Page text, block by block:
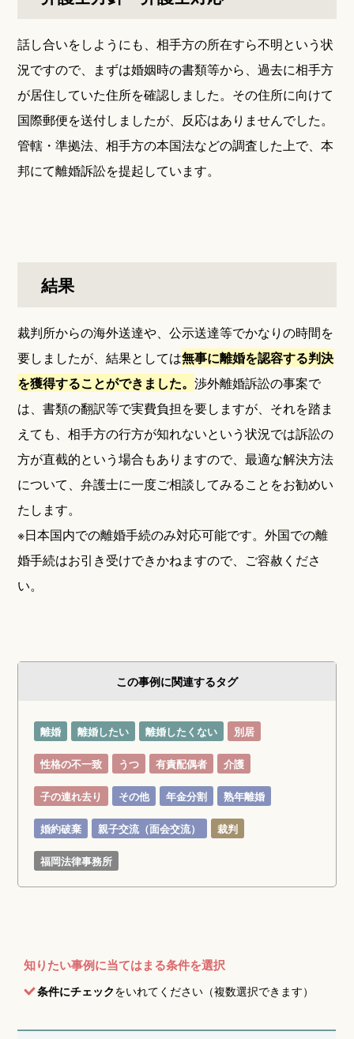
話し合いをしようにも、相手方の所在すら不明という状
況ですので、まずは婚姻時の書類等から、過去に相手方
が居住していた住所を確認しました。その住所に向けて
国際郵便を送付しましたが、反応はありませんでした。
管轄・準拠法、相手方の本国法などの調査した上で、本
邦にて離婚訴訟を提起しています。
結果
裁判所からの海外送達や、公示送達等でかなりの時間を
要しましたが、結果としては無事に離婚を認容する判決
を獲得することができました。渉外離婚訴訟の事案で
は、書類の翻訳等で実費負担を要しますが、それを踏ま
えても、相手方の行方が知れないという状況では訴訟の
方が直截的という場合もありますので、最適な解決方法
について、弁護士に一度ご相談してみることをお勧めい
たします。
※日本国内での離婚手続のみ対応可能です。外国での離
婚手続はお引き受けできかねますので、ご容赦くださ
い。
この事例に関連するタグ
離婚 離婚したい 離婚したくない 別居
性格の不一致 うつ 有責配偶者 介護
子の連れ去り その他 年金分割 熟年離婚
婚約破棄 親子交流（面会交流） 裁判
福岡法律事務所
知りたい事例に当てはまる条件を選択
条件にチェックをいれてください（複数選択できます）